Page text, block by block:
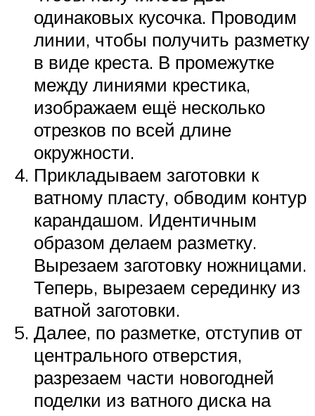
одинаковых кусочка. Проводим
линии, чтобы получить разметку
в виде креста. В промежутке
между линиями крестика,
изображаем ещё несколько
отрезков по всей длине
окружности.
Прикладываем заготовки к
ватному пласту, обводим контур
карандашом. Идентичным
образом делаем разметку.
Вырезаем заготовку ножницами.
Теперь, вырезаем серединку из
ватной заготовки.
Далее, по разметке, отступив от
центрального отверстия,
разрезаем части новогодней
поделки из ватного диска на